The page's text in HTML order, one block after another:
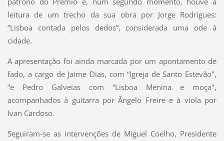
leitura de um trecho da sua obra por Jorge Rodrigues:
“Lisboa contada pelos dedos”, considerada uma ode à
cidade.
A apresentação foi ainda marcada por um apontamento de
fado, a cargo de Jaime Dias, com “Igreja de Santo Estevão",
“e Pedro Galveias com “Lisboa Menina e moça",
acompanhados à guitarra por Ângelo Freire e à viola por
Ivan Cardoso.
Seguiram-se as intervenções de Miguel Coelho, Presidente